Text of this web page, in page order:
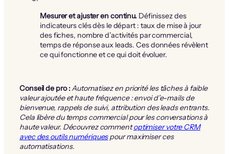
Mesurer et ajuster en continu. Définissez des
indicateurs clés dès le départ : taux de mise à jour
des fiches, nombre d’activités par commercial,
temps de réponse aux leads. Ces données révèlent
ce qui fonctionne et ce qui doit évoluer.
Conseil de pro :Automatisez en priorité les tâches à faible
valeur ajoutée et haute fréquence : envoi d’e-mails de
bienvenue, rappels de suivi, attribution des leads entrants.
Cela libère du temps commercial pour les conversations à
haute valeur. Découvrez commentoptimiser votre CRM
avec des outils numériquespour maximiser ces
automatisations.